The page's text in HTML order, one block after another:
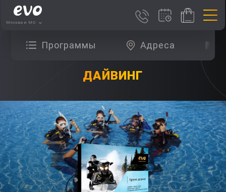
Москва и МО
Программы Адреса
ДАЙВИНГ